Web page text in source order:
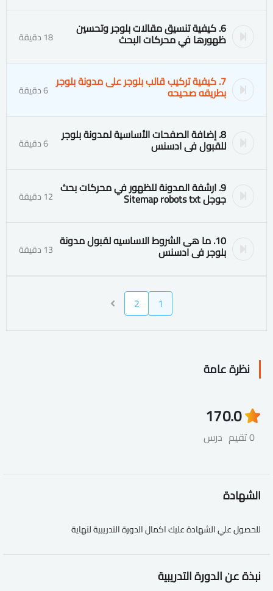
6. كيفية تنسيق مقالات بلوجر وتحسين
ظهورها في محركات البحث 18 دقيقة
7. كيفية تركيب قالب بلوجر على مدونة بلوجر
بطريقه صحيحه 6 دقيقة
8. إضافة الصفحات الأساسية لمدونة بلوجر
للقبول فى ادسنس 6 دقيقة
9. ارشفة المدونة للظهور في محركات بحث
جوجل Sitemap robots txt 12 دقيقة
10. ما هى الشروط الاساسيه لقبول مدونة
بلوجر فى ادسنس 13 دقيقة
1
2
نظرة عامة
0.0
0 تقيم
17
درس
الشهادة
للحصول علي الشهادة عليك اكمال الدورة التدريبية لنهاية
نبذة عن الدورة التدريبية